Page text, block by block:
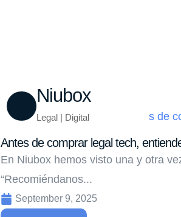
Niubox
Legal | Digital
Antes de comprar legal tech,
En Niubox hemos visto una y otra
“Recomiéndanos...
September 9, 2025